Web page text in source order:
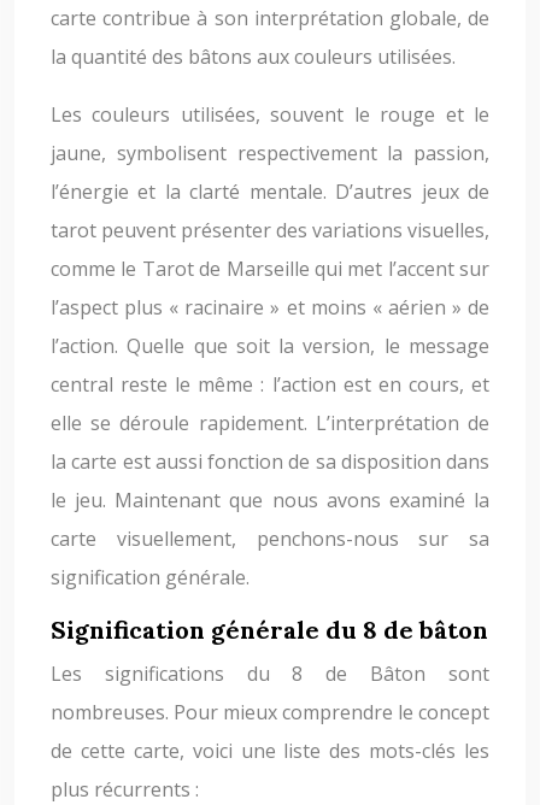
carte contribue à son interprétation globale, de
la quantité des bâtons aux couleurs utilisées.
Les couleurs utilisées, souvent le rouge et le
jaune, symbolisent respectivement la passion,
l’énergie et la clarté mentale. D’autres jeux de
tarot peuvent présenter des variations visuelles,
comme le Tarot de Marseille qui met l’accent sur
l’aspect plus « racinaire » et moins « aérien » de
l’action. Quelle que soit la version, le message
central reste le même : l’action est en cours, et
elle se déroule rapidement. L’interprétation de
la carte est aussi fonction de sa disposition dans
le jeu. Maintenant que nous avons examiné la
carte visuellement, penchons-nous sur sa
signification générale.
Signification générale du 8 de bâton
Les significations du 8 de Bâton sont
nombreuses. Pour mieux comprendre le concept
de cette carte, voici une liste des mots-clés les
plus récurrents :